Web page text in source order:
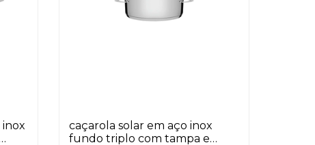
inox
caçarola solar em aço inox
fundo triplo com tampa e